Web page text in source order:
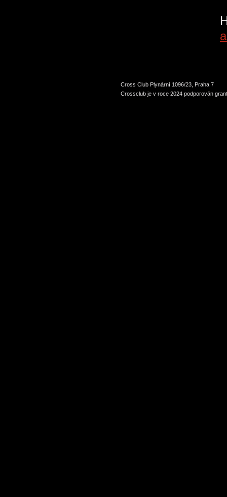
Cross Club Plynární 1096/23, Praha 7
Crossclub je v roce 2024 podporován